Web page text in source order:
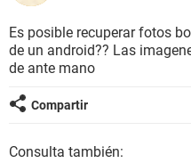
Es posible recuperar fotos
de un android?? Las
de ante mano
Compartir
Consulta también: